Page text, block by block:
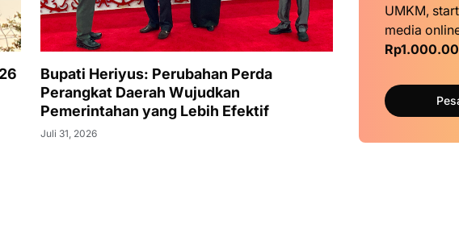
Bupati Heriyus: Perubahan Perda
Perangkat Daerah Wujudkan
Pemerintahan yang Lebih Efektif
Juli 31, 2026
UMKM,
media